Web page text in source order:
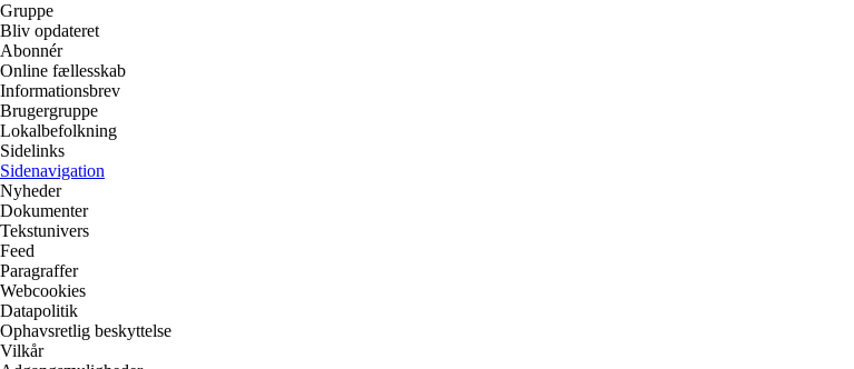
Gruppe
Bliv opdateret
Abonnér
Online fællesskab
Informationsbrev
Brugergruppe
Lokalbefolkning
Sidelinks
Sidenavigation
Nyheder
Dokumenter
Tekstunivers
Feed
Paragraffer
Webcookies
Datapolitik
Ophavsretlig beskyttelse
Vilkår